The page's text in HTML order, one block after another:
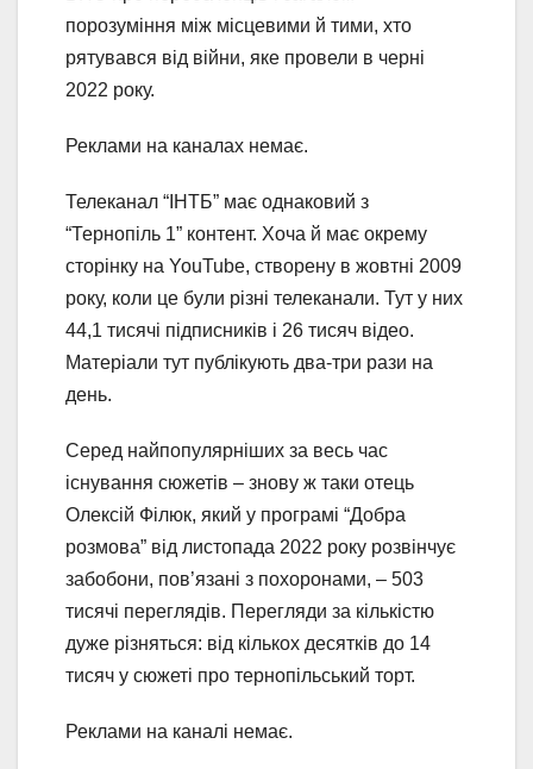
порозуміння між місцевими й тими, хто
рятувався від війни, яке провели в черні
2022 року.
Реклами на каналах немає.
Телеканал “ІНТБ” має однаковий з
“Тернопіль 1” контент. Хоча й має окрему
сторінку на YouTube, створену в жовтні 2009
року, коли це були різні телеканали. Тут у них
44,1 тисячі підписників і 26 тисяч відео.
Матеріали тут публікують два-три рази на
день.
Серед найпопулярніших за весь час
існування сюжетів – знову ж таки отець
Олексій Філюк, який у програмі “Добра
розмова” від листопада 2022 року розвінчує
забобони, пов’язані з похоронами, – 503
тисячі переглядів. Перегляди за кількістю
дуже різняться: від кількох десятків до 14
тисяч у сюжеті про тернопільський торт.
Реклами на каналі немає.